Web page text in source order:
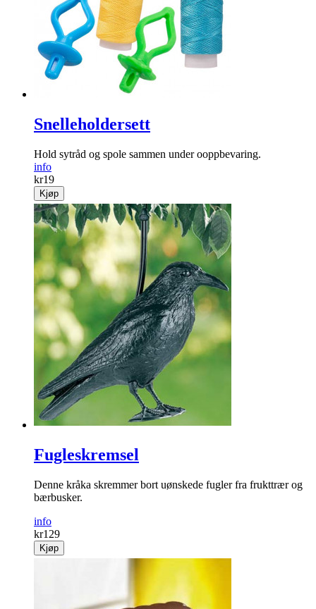
Snelleholdersett
Hold sytråd og spole sammen under ooppbevaring.
info
kr19
Kjøp
Fugleskremsel
Denne kråka skremmer bort uønskede fugler fra frukttrær og
bærbusker.
info
kr129
Kjøp